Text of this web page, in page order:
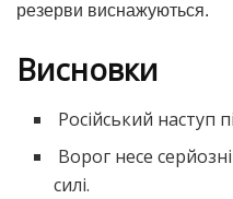
резерви виснажуються.
Висновки
Російський наступ
Ворог несе
силі.